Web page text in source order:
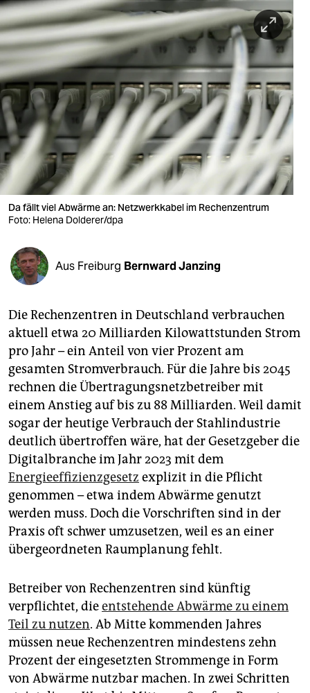
berlin
nord
wahrheit
verlag
verlag
veranstaltungen
shop
fragen & hilfe
abo
epaper login
Da fällt viel Abwärme an: Netzwerkkabel im Rechenzentrum
Foto: Helena Dolderer/dpa
Aus Freiburg Bernward Janzing
Die Rechenzentren in Deutschland verbrauchen
aktuell etwa 20 Milliarden Kilowattstunden Strom
pro Jahr – ein Anteil von vier Prozent am
gesamten Stromverbrauch. Für die Jahre bis 2045
rechnen die Übertragungsnetzbetreiber mit
einem Anstieg auf bis zu 88 Milliarden. Weil damit
sogar der heutige Verbrauch der Stahlindustrie
deutlich übertroffen wäre, hat der Gesetzgeber die
Digitalbranche im Jahr 2023 mit dem
Energieeffizienzgesetz explizit in die Pflicht
genommen – etwa indem Abwärme genutzt
werden muss. Doch die Vorschriften sind in der
Praxis oft schwer umzusetzen, weil es an einer
übergeordneten Raumplanung fehlt.
Betreiber von Rechenzentren sind künftig
verpflichtet, dieentstehende Abwärme zu einem
Teil zu nutzen. Ab Mitte kommenden Jahres
müssen neue Rechenzentren mindestens zehn
Prozent der eingesetzten Strommenge in Form
von Abwärme nutzbar machen. In zwei Schritten